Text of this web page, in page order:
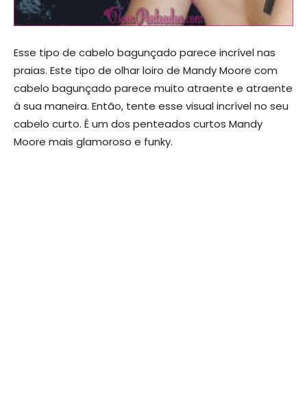
Esse tipo de cabelo bagunçado parece incrível nas
praias. Este tipo de olhar loiro de Mandy Moore com
cabelo bagunçado parece muito atraente e atraente
à sua maneira. Então, tente esse visual incrível no seu
cabelo curto. É um dos penteados curtos Mandy
Moore mais glamoroso e funky.